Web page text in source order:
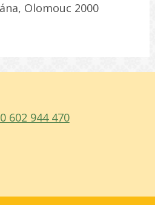
Olomouc 2000
602 944 470